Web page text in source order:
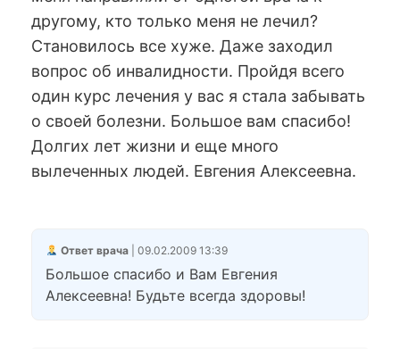
другому, кто только меня не лечил?
Становилось все хуже. Даже заходил
вопрос об инвалидности. Пройдя всего
один курс лечения у вас я стала забывать
о своей болезни. Большое вам спасибо!
Долгих лет жизни и еще много
вылеченных людей. Евгения Алексеевна.
Ответ врача| 09.02.2009 13:39
Большое спасибо и Вам Евгения
Алексеевна! Будьте всегда здоровы!